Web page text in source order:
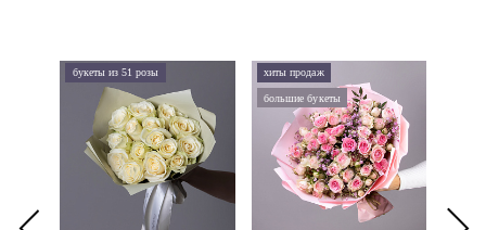
букеты из 51 розы хиты продаж
большие букеты